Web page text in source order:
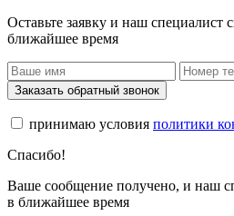
Оставьте заявку и наш специалист
ближайшее время
Заказать обратный звонок
принимаю условия политики
Спасибо!
Ваше сообщение получено, и наш
в ближайшее время